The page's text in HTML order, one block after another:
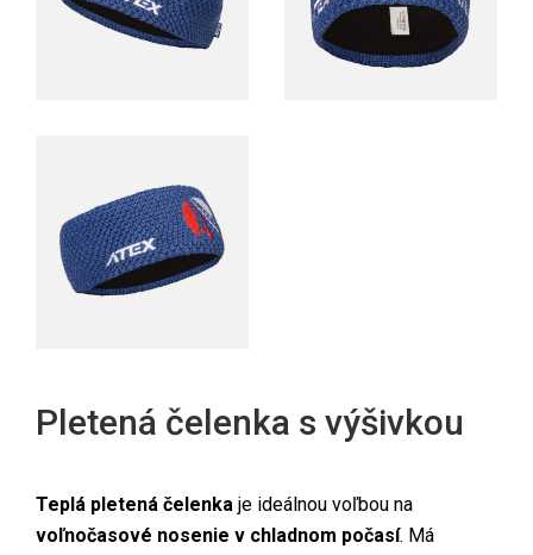
Pletená čelenka s výšivkou
Teplá pletená čelenka je ideálnou voľbou na
voľnočasové nosenie v chladnom počasí. Má